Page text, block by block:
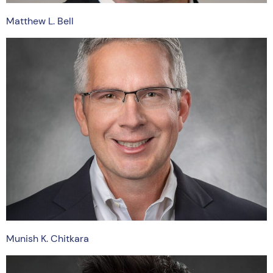
Matthew L. Bell
Munish K. Chitkara